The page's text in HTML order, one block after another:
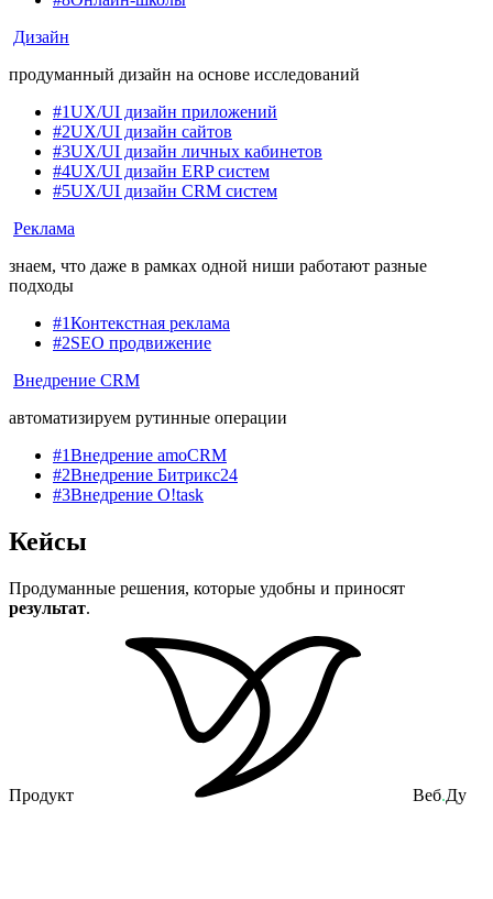
Дизайн
продуманный дизайн на основе исследований
#1UX/UI дизайн приложений
#2UX/UI дизайн сайтов
#3UX/UI дизайн личных кабинетов
#4UX/UI дизайн ERP систем
#5UX/UI дизайн CRM систем
Реклама
знаем, что даже в рамках одной ниши работают разные
подходы
#1Контекстная реклама
#2SEO продвижение
Внедрение CRM
автоматизируем рутинные операции
#1Внедрение amoCRM
#2Внедрение Битрикс24
#3Внедрение O!task
Кейсы
Продуманные решения, которые удобны и приносят
результат.
Продукт Веб.Ду